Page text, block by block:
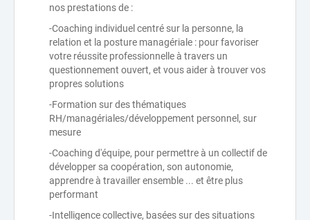
nos prestations de :
-Coaching individuel centré sur la personne, la
relation et la posture managériale : pour favoriser
votre réussite professionnelle à travers un
questionnement ouvert, et vous aider à trouver vos
propres solutions
-Formation sur des thématiques
RH/managériales/développement personnel, sur
mesure
-Coaching d'équipe, pour permettre à un collectif de
développer sa coopération, son autonomie,
apprendre à travailler ensemble ... et être plus
performant
-Intelligence collective, basées sur des situations